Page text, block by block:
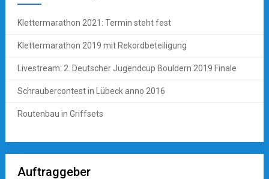
Klettermarathon 2021: Termin steht fest
Klettermarathon 2019 mit Rekordbeteiligung
Livestream: 2. Deutscher Jugendcup Bouldern 2019 Finale
Schraubercontest in Lübeck anno 2016
Routenbau in Griffsets
Auftraggeber